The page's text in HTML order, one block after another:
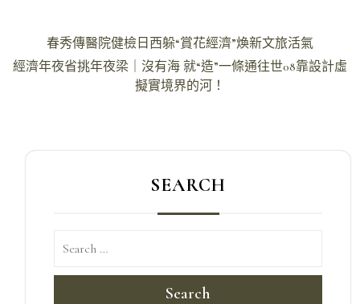
章
春秀傳醫院健檢日西躲“賞花經濟”煥新文旅活氣
經濟年夜省挑年夜梁｜沒有海 就“造”一條通往世08靠設計虛
擬實境界的河！
SEARCH
Search